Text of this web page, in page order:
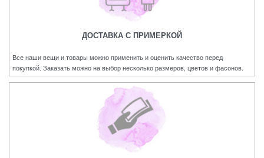
ДОСТАВКА С ПРИМЕРКОЙ
Все наши вещи и товары можно применить и оценить качество перед
покупкой. Заказать можно на выбор несколько размеров, цветов и фасонов.